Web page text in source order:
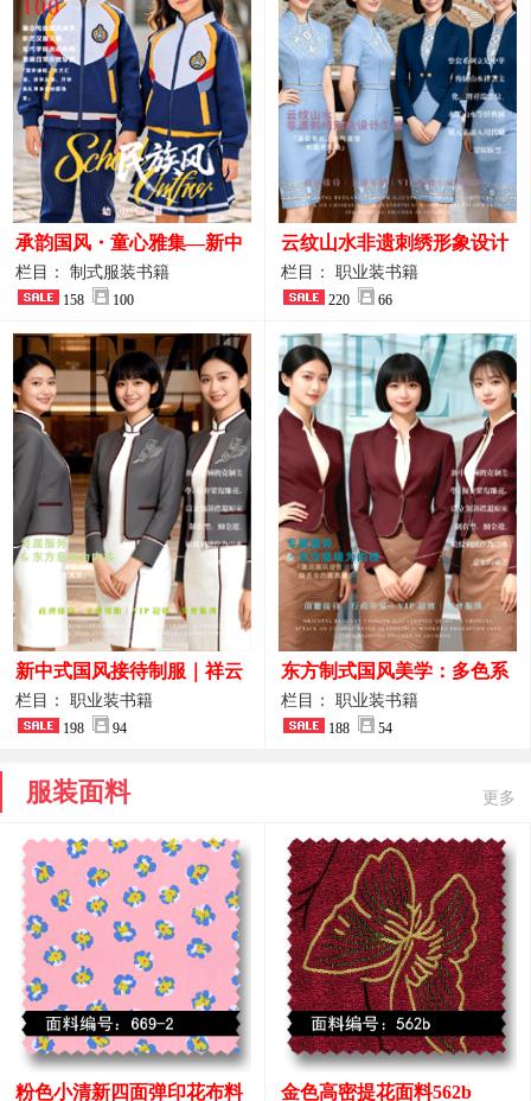
承韵国风・童心雅集—新中
式民族风小学与幼儿园全套
校服定制图鉴
栏目： 制式服装书籍
158 100
云纹山水非遗刺绣形象设计
工装｜会议礼仪接待人员制
服画册
栏目： 职业装书籍
220 66
新中式国风接待制服｜祥云
刺绣打造高端厅堂东方美学
栏目： 职业装书籍
198 94
东方制式国风美学：多色系
新中式前厅管家VIP接待员
工作服合集
栏目： 职业装书籍
188 54
服装面料 更多
粉色小清新四面弹印花布料 金色高密提花面料562b